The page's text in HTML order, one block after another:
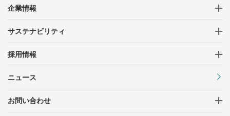
企業情報
サステナビリティ
採用情報
ニュース
お問い合わせ